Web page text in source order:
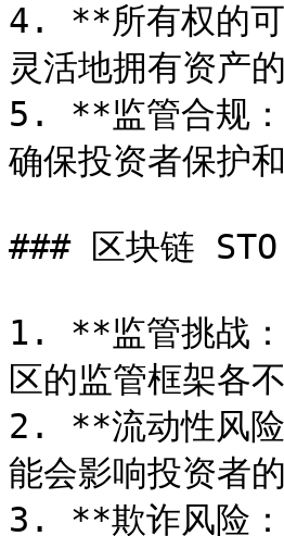
4. **所有权的可
灵活地拥有资产
5. **监管合规：
确保投资者保护
### 区块链 STO
1. **监管挑战：
区的监管框架各不
2. **流动性风险
能会影响投资者
3. **欺诈风险：